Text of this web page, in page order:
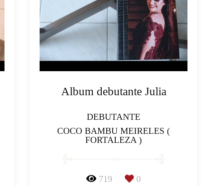
Album debutante Julia
DEBUTANTE
COCO BAMBU MEIRELES (
FORTALEZA )
719 0